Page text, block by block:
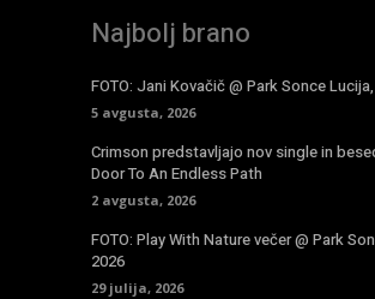
Najbolj brano
FOTO: Jani Kovačič @ Park Sonce
5 avgusta, 2026
Crimson predstavljajo nov single in
Door To An Endless Path
2 avgusta, 2026
FOTO: Play With Nature večer @ Park
2026
29 julija, 2026